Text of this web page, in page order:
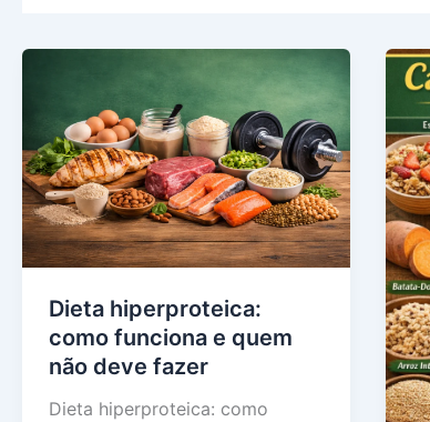
Dieta hiperproteica:
como funciona e quem
não deve fazer
Dieta hiperproteica: como